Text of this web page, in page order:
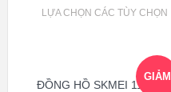
LỰA CHỌN CÁC TÙY CHỌN
GIẢM
ĐỒNG HỒ SKMEI 1163 –